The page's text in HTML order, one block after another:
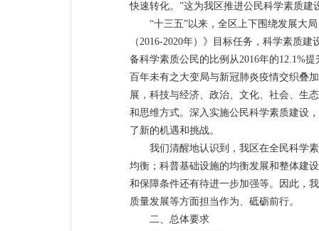
快速转化。”这为我区推进公民科学素质建
“十三五”以来，全区上下围绕发展大
（2016-2020年）》目标任务，科学素质
备科学素质公民的比例从2016年的12.1%
百年未有之大变局与新冠肺炎疫情交织叠
展，科技与经济、政治、文化、社会、生
和思维方式。深入实施公民科学素质建设
了新的机遇和挑战。
我们清醒地认识到，我区在全民科学
均衡；科普基础设施的均衡发展和整体建
和保障条件还有待进一步加强等。因此，
质量发展等方面担当作为、砥砺前行。
二、总体要求